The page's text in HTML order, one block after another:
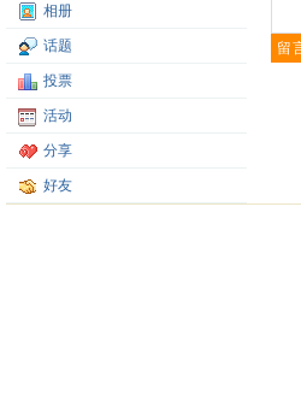
相册
话题
投票
活动
分享
好友